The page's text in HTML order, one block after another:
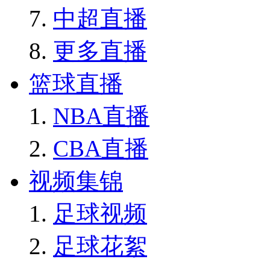
中超直播
更多直播
篮球直播
NBA直播
CBA直播
视频集锦
足球视频
足球花絮